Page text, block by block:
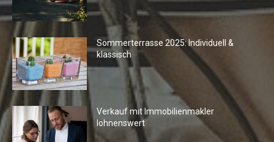
Sommerterrasse 2025: Individuell &
klassisch
Verkauf mit Immobilienmakler
lohnenswert